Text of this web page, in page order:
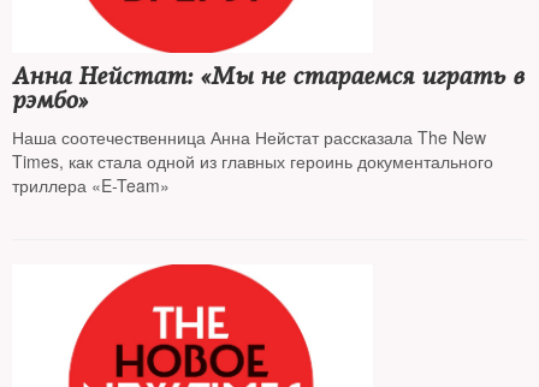
Анна Нейстат: «Мы не стараемся играть в
рэмбо»
Наша соотечественница Анна Нейстат рассказала The New
Times, как стала одной из главных героинь документального
триллера «E-Team»